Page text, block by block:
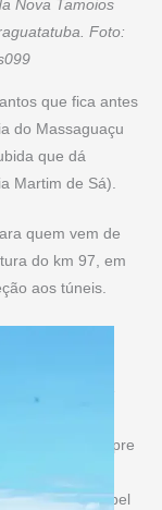
Nova Tamoios
Foto:
que fica antes
do Massaguaçu
que dá
Martim de Sá).
quem vem de
do km 97, em
aos túneis.
obras desde
não só o
que sempre
A demora foi
saía do papel